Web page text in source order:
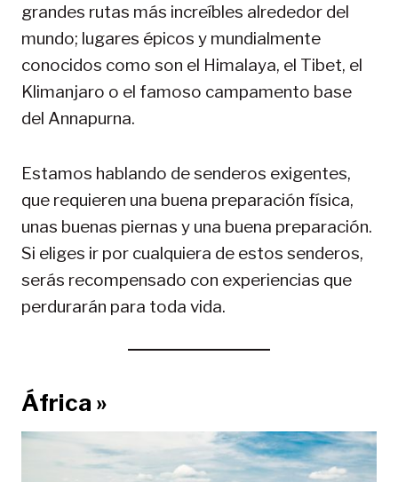
grandes rutas más increíbles alrededor del
mundo; lugares épicos y mundialmente
conocidos como son el Himalaya, el Tibet, el
Klimanjaro o el famoso campamento base
del Annapurna.
Estamos hablando de senderos exigentes,
que requieren una buena preparación física,
unas buenas piernas y una buena preparación.
Si eliges ir por cualquiera de estos senderos,
serás recompensado con experiencias que
perdurarán para toda vida.
África »